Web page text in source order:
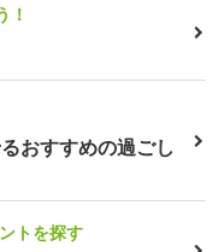
！
おすすめの過ごし
トを探す